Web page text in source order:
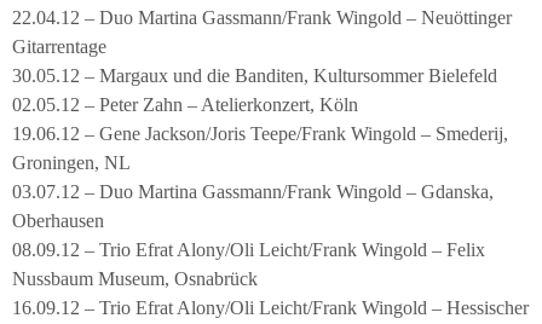
22.04.12 – Duo Martina Gassmann/Frank Wingold – Neuöttinger
Gitarrentage
30.05.12 – Margaux und die Banditen, Kultursommer Bielefeld
02.05.12 – Peter Zahn – Atelierkonzert, Köln
19.06.12 – Gene Jackson/Joris Teepe/Frank Wingold – Smederij,
Groningen, NL
03.07.12 – Duo Martina Gassmann/Frank Wingold – Gdanska,
Oberhausen
08.09.12 – Trio Efrat Alony/Oli Leicht/Frank Wingold – Felix
Nussbaum Museum, Osnabrück
16.09.12 – Trio Efrat Alony/Oli Leicht/Frank Wingold – Hessischer